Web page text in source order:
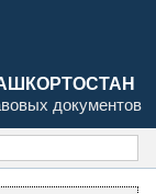
документов